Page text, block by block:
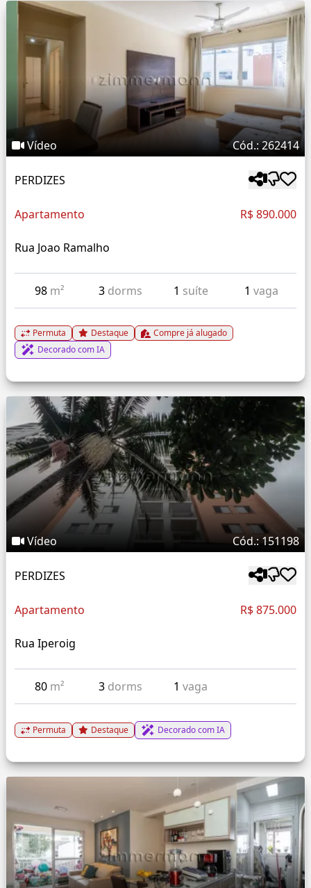
Vídeo Cód.: 262414
PERDIZES
Apartamento R$ 890.000
Rua Joao Ramalho
98 m² 3 dorms 1 suíte 1 vaga
Permuta Destaque
Compre já alugado
Decorado com IA
Vídeo Cód.: 151198
PERDIZES
Apartamento R$ 875.000
Rua Iperoig
80 m² 3 dorms 1vaga
Permuta Destaque Decorado com IA